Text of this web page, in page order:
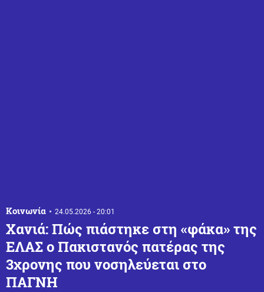
Κοινωνία 24.05.2026 - 20:01
Χανιά: Πώς πιάστηκε στη «φάκα» της
ΕΛΑΣ ο Πακιστανός πατέρας της
3χρονης που νοσηλεύεται στο
ΠΑΓΝΗ